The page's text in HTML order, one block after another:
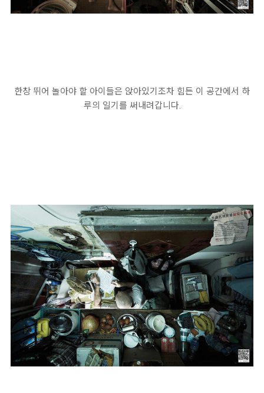
한창 뛰어 놀아야 할 아이들은 앉아있기조차 힘든 이 공간에서 하
루의 일기를 써내려갑니다.